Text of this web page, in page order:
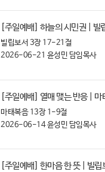
[주일예배] 하늘의 시민권 |
빌립보서 3장 17-21절
2026-06-21 윤성민 담임목사
[주일예배] 열매 맺는 반응 |
마태복음 13장 1-9절
2026-06-14 윤성민 담임목사
[주일예배] 한마음 한 뜻 | 빌